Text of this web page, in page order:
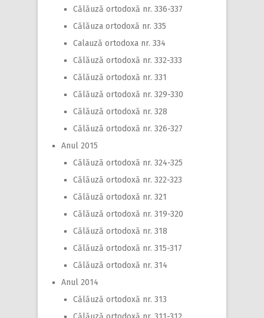
Călăuză ortodoxă nr. 336-337
Călăuza ortodoxă nr. 335
Calauză ortodoxa nr. 334
Călăuză ortodoxă nr. 332-333
Călăuză ortodoxă nr. 331
Călăuză ortodoxă nr. 329-330
Călăuză ortodoxă nr. 328
Călăuză ortodoxă nr. 326-327
Anul 2015
Călăuză ortodoxă nr. 324-325
Călăuză ortodoxă nr. 322-323
Călăuză ortodoxă nr. 321
Călăuză ortodoxă nr. 319-320
Călăuză ortodoxă nr. 318
Călăuză ortodoxă nr. 315-317
Călăuză ortodoxă nr. 314
Anul 2014
Călăuză ortodoxă nr. 313